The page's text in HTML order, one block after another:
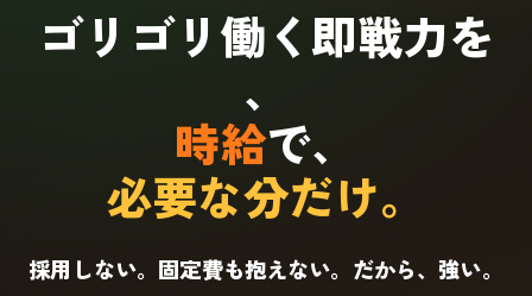
ゴリゴリ働く即戦力を
、
時給で、
必要な分だけ。
採用しない。固定費も抱えない。だから、強い。